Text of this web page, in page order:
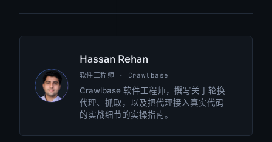
HR
Hassan Rehan
软件工程师 · Crawlbase
Crawlbase 软件工程师，撰写关于轮换
代理、抓取，以及把代理接入真实代码
的实战细节的实操指南。